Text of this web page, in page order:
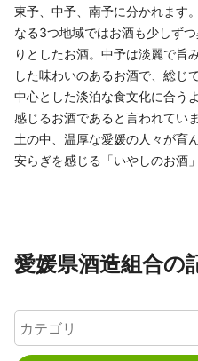
東予、中予、南予に分かれます
なる3つ地域ではお酒も少しず
りとしたお酒。中予は淡麗で旨
した味わいのあるお酒で、総じ
中心とした淡泊な食文化に合う
感じるお酒であると言われてい
土の中、温厚な愛媛の人々が育
安らぎを感じる「いやしのお酒
愛媛県酒造組合の